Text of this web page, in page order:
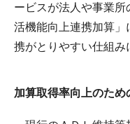
ービスが法人や事業
活機能向上連携加算」
携がとりやすい仕組み
加算取得率向上のため